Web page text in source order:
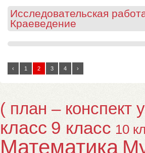
Исследовательская
Краеведение
‹ 1 2 3 4 ›
( план – конспект
класс 9 класс 10
Математика